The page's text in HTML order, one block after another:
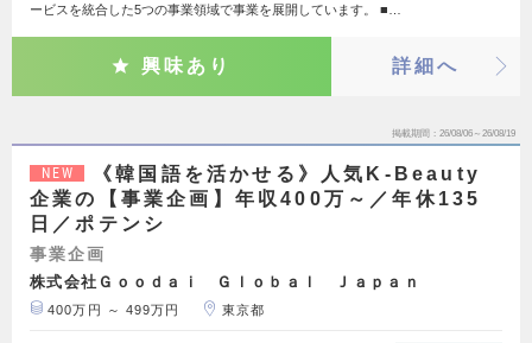
ービスを統合した5つの事業領域で事業を展開しています。 ■…
興味あり 詳細へ
掲載期間 26/08/06～26/08/19
NEW
《韓国語を活かせる》人気K-Beauty
企業の【事業企画】年収400万～／年休135
日／ポテンシ
事業企画
株式会社Ｇｏｏｄａｉ Ｇｌｏｂａｌ Ｊａｐａｎ
400万円 ～ 499万円 東京都